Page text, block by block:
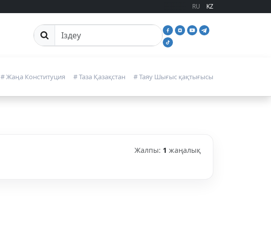
RU KZ
Сайттан іздеу
# Жаңа Конституция # Таза Қазақстан # Таяу Шығыс қақтығысы
Жалпы: 1 жаңалық